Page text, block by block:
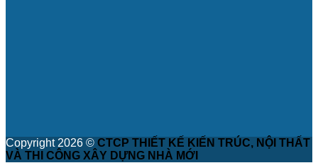
Copyright 2026 © CTCP THIẾT KẾ KIẾN TRÚC, NỘI THẤT
VÀ THI CÔNG XÂY DỰNG NHÀ MỚI